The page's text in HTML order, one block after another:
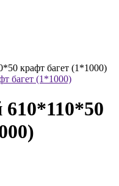
крафт багет (1*1000)